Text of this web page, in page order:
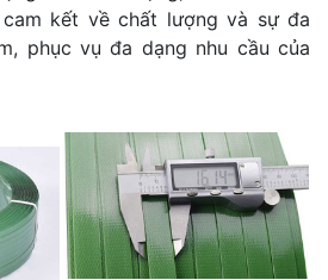
kết về chất lượng và sự đa
phục vụ đa dạng nhu cầu của